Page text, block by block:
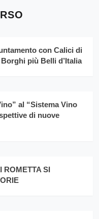
con Calici di
più Belli d’Italia
al “Sistema Vino
di nuove
ROMETTA SI